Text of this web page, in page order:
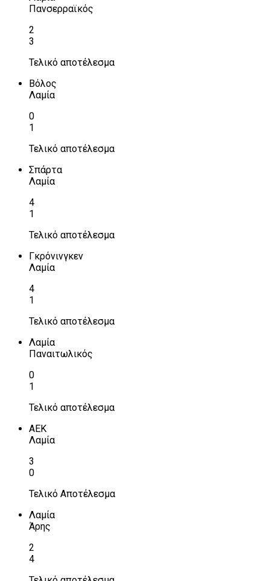
Πανσερραϊκός
2
3
Τελικό αποτέλεσμα
Βόλος
Λαμία
0
1
Τελικό αποτέλεσμα
Σπάρτα
Λαμία
4
1
Τελικό αποτέλεσμα
Γκρόνινγκεν
Λαμία
4
1
Τελικό αποτέλεσμα
Λαμία
Παναιτωλικός
0
1
Τελικό αποτέλεσμα
ΑΕΚ
Λαμία
3
0
Τελικό Αποτέλεσμα
Λαμία
Άρης
2
4